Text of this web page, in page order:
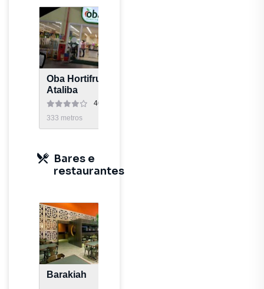
Oba Hortifruti Santana
Ataliba
4626
333 metros
Bares e
restaurantes
Barakiah